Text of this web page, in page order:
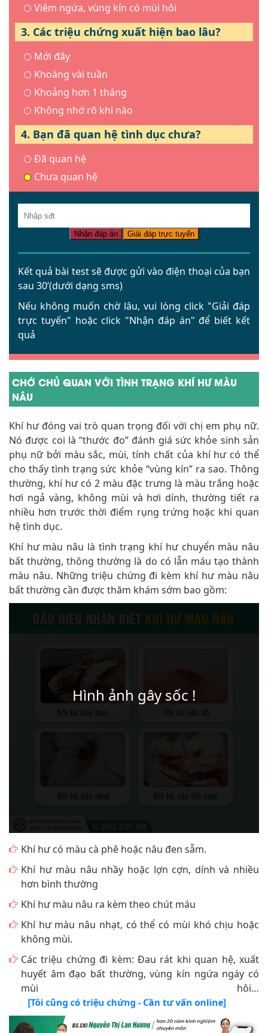
Viêm ngứa, vùng kín có mùi hôi
3. Các triệu chứng xuất hiện bao lâu?
Mới đây
Khoàng vài tuần
Khoảng hơn 1 tháng
Không nhớ rõ khi nào
4. Bạn đã quan hệ tình dục chưa?
Đã quan hệ
Chưa quan hệ
Kết quả bài test sẽ được gửi vào điện thoại của bạn
sau 30’(dưới dạng sms)
Nếu không muốn chờ lâu, vui lòng click "Giải đáp
trực tuyến" hoặc click "Nhận đáp án" để biết kết
quả
Nhận đáp án Giải đáp trực tuyến
CHỚ CHỦ QUAN VỚI TÌNH TRẠNG KHÍ HƯ MÀU
NÂU
Khí hư đóng vai trò quan trọng đối với chị em phụ nữ.
Nó được coi là “thước đo” đánh giá sức khỏe sinh sản
phụ nữ bởi màu sắc, mùi, tính chất của khí hư có thể
cho thấy tình trạng sức khỏe “vùng kín” ra sao. Thông
thường, khí hư có 2 màu đặc trưng là màu trắng hoặc
hơi ngả vàng, không mùi và hơi dính, thường tiết ra
nhiều hơn trước thời điểm rụng trứng hoặc khi quan
hệ tình dục.
Khí hư màu nâu là tình trạng khí hư chuyển màu nâu
bất thường, thông thường là do có lẫn máu tạo thành
màu nâu. Những triệu chứng đi kèm khí hư màu nâu
bất thường cần được thăm khám sớm bao gồm:
Khí hư có màu cà phê hoặc nâu đen sẫm.
Khí hư màu nâu nhầy hoặc lợn cợn, dính và nhiều
hơn bình thường
Khí hư màu nâu ra kèm theo chút máu
Khí hư màu nâu nhạt, có thể có mùi khó chịu hoặc
không mùi.
Các triệu chứng đi kèm: Đau rát khi quan hệ, xuất
huyết âm đạo bất thường, vùng kín ngứa ngáy có
mùi hôi…
[Tôi cũng có triệu chứng - Cần tư vấn online]